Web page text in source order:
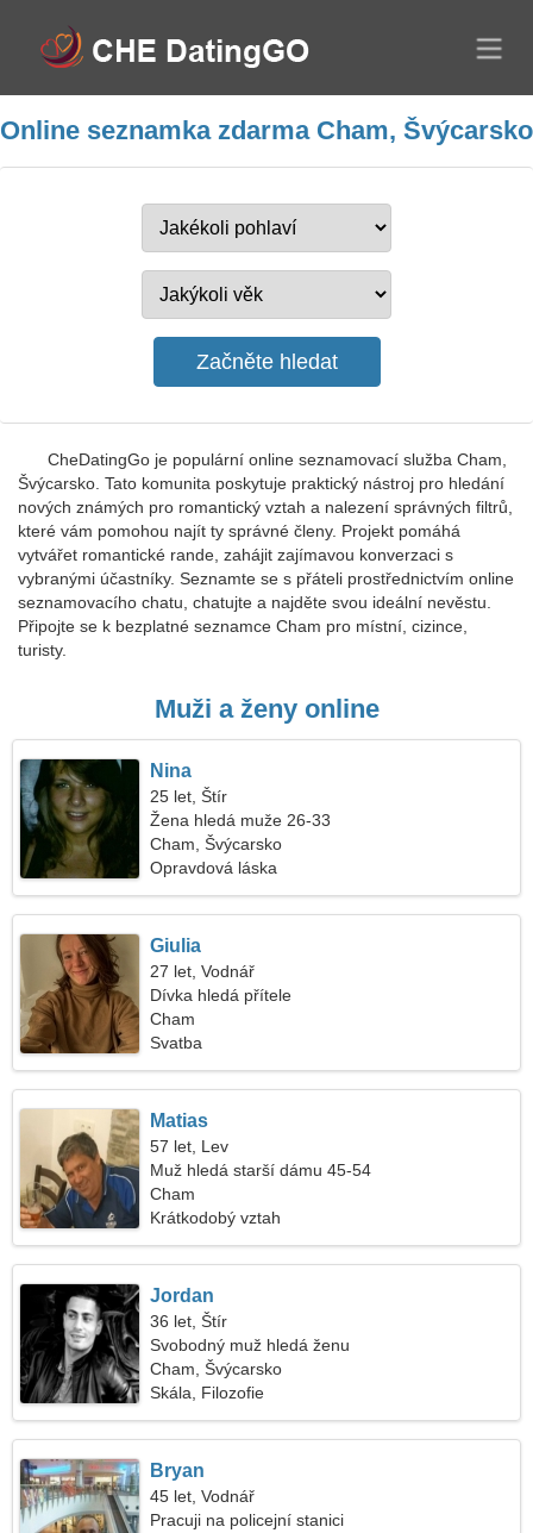
Online seznamka zdarma Cham, Švýcarsko
CheDatingGo je populární online seznamovací služba Cham,
Švýcarsko. Tato komunita poskytuje praktický nástroj pro hledání
nových známých pro romantický vztah a nalezení správných filtrů,
které vám pomohou najít ty správné členy. Projekt pomáhá
vytvářet romantické rande, zahájit zajímavou konverzaci s
vybranými účastníky. Seznamte se s přáteli prostřednictvím online
seznamovacího chatu, chatujte a najděte svou ideální nevěstu.
Připojte se k bezplatné seznamce Cham pro místní, cizince,
turisty.
Muži a ženy online
Nina
25 let, Štír
Žena hledá muže 26-33
Cham, Švýcarsko
Opravdová láska
Giulia
27 let, Vodnář
Dívka hledá přítele
Cham
Svatba
Matias
57 let, Lev
Muž hledá starší dámu 45-54
Cham
Krátkodobý vztah
Jordan
36 let, Štír
Svobodný muž hledá ženu
Cham, Švýcarsko
Skála, Filozofie
Bryan
45 let, Vodnář
Pracuji na policejní stanici